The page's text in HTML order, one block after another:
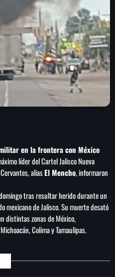
en la frontera con México
líder del Cartel Jalisco Nueva
aliasEl Mencho, informaron
tras resultar herido durante un
mexicano de Jalisco. Su muerte desató
distintas zonas de México,
Colima y Tamaulipas.